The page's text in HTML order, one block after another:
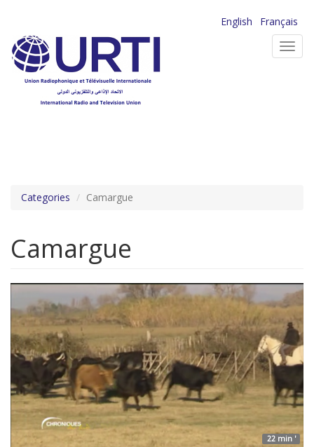
contenu
principal
English
Français
Categories Camargue
Camargue
22 min '